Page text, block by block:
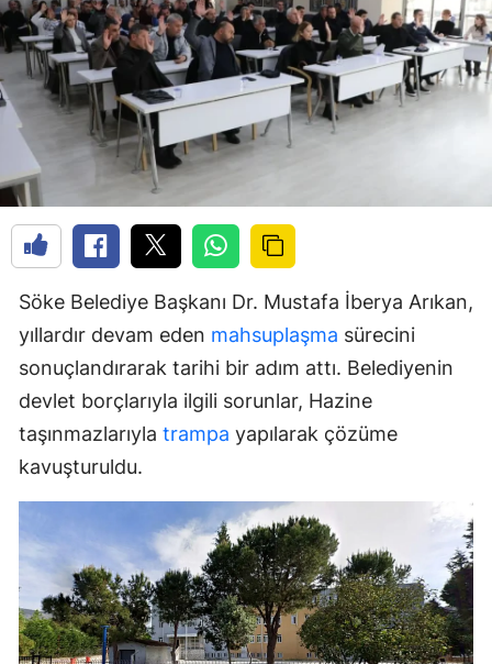
Söke Belediye Başkanı Dr. Mustafa İberya Arıkan,
yıllardır devam eden mahsuplaşma sürecini
sonuçlandırarak tarihi bir adım attı. Belediyenin
devlet borçlarıyla ilgili sorunlar, Hazine
taşınmazlarıyla trampa yapılarak çözüme
kavuşturuldu.